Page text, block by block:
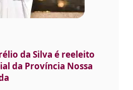
da Silva é reeleito
da Província Nossa